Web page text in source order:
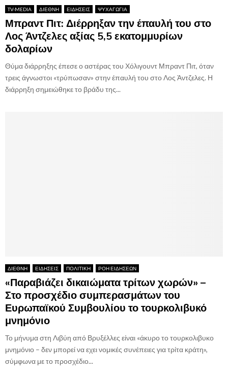
TV-MEDIA ΔΙΕΘΝΗ ΕΙΔΗΣΕΙΣ ΨΥΧΑΓΩΓΙΑ
Μπραντ Πιτ: Διέρρηξαν την έπαυλή του στο
Λος Άντζελες αξίας 5,5 εκατομμυρίων
δολαρίων
Θύμα διάρρηξης έπεσε ο αστέρας του Χόλιγουντ Μπραντ Πιτ, όταν
τρεις άγνωστοι «τρύπωσαν» στην έπαυλή του στο Λος Άντζελες. Η
διάρρηξη σημειώθηκε το βράδυ της...
ΔΙΕΘΝΗ ΕΙΔΗΣΕΙΣ ΠΟΛΙΤΙΚΗ ΡΟΗ ΕΙΔΗΣΕΩΝ
«Παραβιάζει δικαιώματα τρίτων χωρών» –
Στο προσχέδιο συμπερασμάτων του
Ευρωπαϊκού Συμβουλίου το τουρκολιβυκό
μνημόνιο
Το μήνυμα στη Λιβύη από Βρυξέλλες είναι «άκυρο το τουρκολιβυκο
μνημόνιο – δεν μπορεί να εχει νομικές συνέπειες για τρίτα κράτη»,
σύμφωνα με το προσχέδιο...